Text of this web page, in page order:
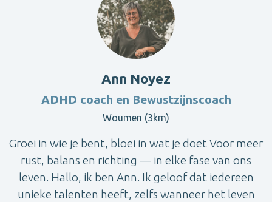
Ann Noyez
ADHD coach en Bewustzijnscoach
Woumen (3km)
Groei in wie je bent, bloei in wat je doet Voor meer
rust, balans en richting — in elke fase van ons
leven. Hallo, ik ben Ann. Ik geloof dat iedereen
unieke talenten heeft, zelfs wanneer het leven